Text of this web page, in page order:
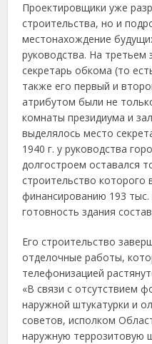
Проектировщики уже
строительства, но и
местонахождение
руководства. На
секретарь обкома (то
также его первый и
атрибутом были не
комнаты президиума и
выделялось место
1940 г. у руководства
долгостроем оставался
строительство которого
финансированию 193 тыс.
готовность здания
Его строительство
отделочные работы,
телефонизацией
«В связи с отсутствием
наружной штукатурки и
советов, исполком
наружную террозитовую